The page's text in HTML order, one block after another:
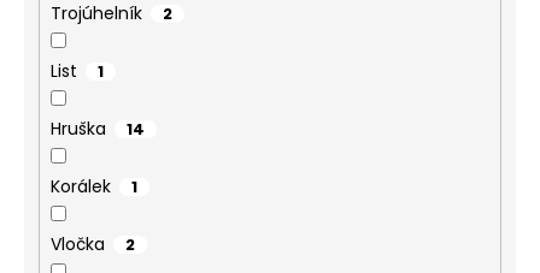
Trojúhelník 2
List 1
Hruška 14
Korálek 1
Vločka 2